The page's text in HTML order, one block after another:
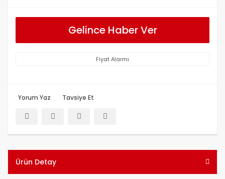
Gelince Haber Ver
Fiyat Alarmı
Yorum Yaz Tavsiye Et
Ürün Detay